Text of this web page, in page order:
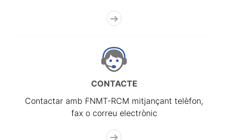
CONTACTE
Contactar amb FNMT-RCM mitjançant telèfon,
fax o correu electrònic